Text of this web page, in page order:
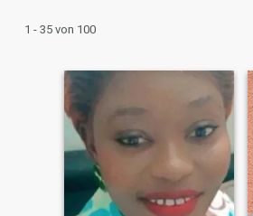
1 - 35 von 100